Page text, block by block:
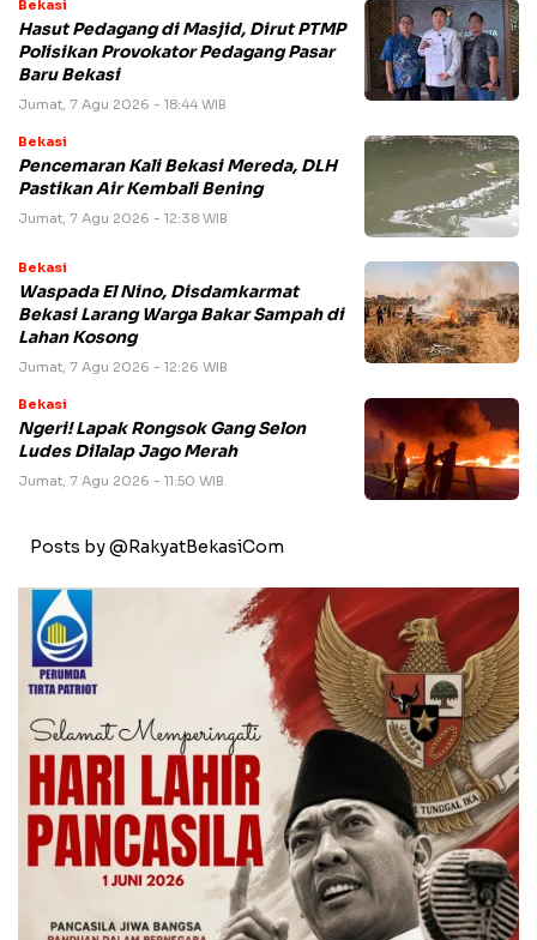
Bekasi
Hasut Pedagang di Masjid, Dirut PTMP
Polisikan Provokator Pedagang Pasar
Baru Bekasi
Jumat, 7 Agu 2026 - 18:44 WIB
Bekasi
Pencemaran Kali Bekasi Mereda, DLH
Pastikan Air Kembali Bening
Jumat, 7 Agu 2026 - 12:38 WIB
Bekasi
Waspada El Nino, Disdamkarmat
Bekasi Larang Warga Bakar Sampah di
Lahan Kosong
Jumat, 7 Agu 2026 - 12:26 WIB
Bekasi
Ngeri! Lapak Rongsok Gang Selon
Ludes Dilalap Jago Merah
Jumat, 7 Agu 2026 - 11:50 WIB
Posts by @RakyatBekasiCom